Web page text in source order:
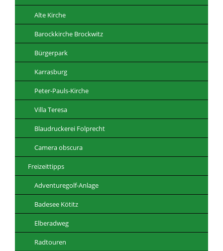
Alte Kirche
Barockkirche Brockwitz
Bürgerpark
Karrasburg
Peter-Pauls-Kirche
Villa Teresa
Blaudruckerei Folprecht
Camera obscura
Freizeittipps
Adventuregolf-Anlage
Badesee Kötitz
Elberadweg
Radtouren